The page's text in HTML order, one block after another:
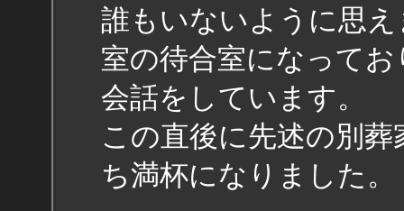
誰もいないように思
室の待合室になって
会話をしています。
この直後に先述の別
ち満杯になりました。